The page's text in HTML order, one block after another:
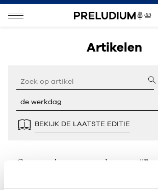
Artikelen
BEKIJK DE LAATSTE EDITIE
Geen resultaten gevonden voor “”.